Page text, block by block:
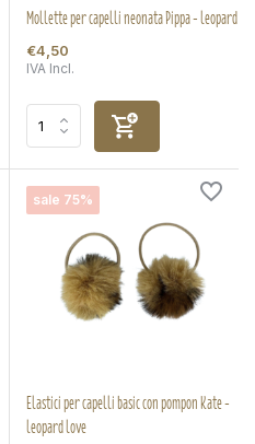
Mollette per capelli neonata Pippa - leopard
€4,50
IVA Incl.
sale 75%
Elastici per capelli basic con pompon Kate -
leopard love